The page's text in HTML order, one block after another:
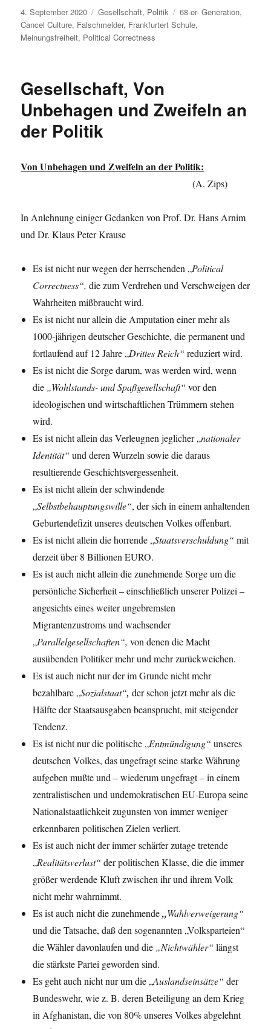
Veröffentlicht
am
4. September 2020 Kategorien
Gesellschaft, Politik Schlagwörter
68-er- Generation,
Cancel Culture, Falschmelder, Frankfurtert Schule,
Meinungsfreiheit, Political Correctness
Gesellschaft, Von
Unbehagen und Zweifeln an
der Politik
Von Unbehagen und Zweifeln an der Politik:
(A. Zips)
In Anlehnung einiger Gedanken von Prof. Dr. Hans Arnim
und Dr. Klaus Peter Krause
Es ist nicht nur wegen der herrschenden „Political
Correctness“, die zum Verdrehen und Verschweigen der
Wahrheiten mißbraucht wird.
Es ist nicht nur allein die Amputation einer mehr als
1000-jährigen deutscher Geschichte, die permanent und
fortlaufend auf 12 Jahre „Drittes Reich“reduziert wird.
Es ist nicht die Sorge darum, was werden wird, wenn
die „Wohlstands- und Spaßgesellschaft“ vor den
ideologischen und wirtschaftlichen Trümmern stehen
wird.
Es ist nicht allein das Verleugnen jeglicher „nationaler
Identität“ und deren Wurzeln sowie die daraus
resultierende Geschichtsvergessenheit.
Es ist nicht allein der schwindende
„Selbstbehauptungswille“, der sich in einem anhaltenden
Geburtendefizit unseres deutschen Volkes offenbart.
Es ist nicht allein die horrende „Staatsverschuldung“ mit
derzeit über 8 Billionen EURO.
Es ist auch nicht allein die zunehmende Sorge um die
persönliche Sicherheit – einschließlich unserer Polizei –
angesichts eines weiter ungebremsten
Migrantenzustroms und wachsender
„Parallelgesellschaften“, von denen die Macht
ausübenden Politiker mehr und mehr zurückweichen.
Es ist auch nicht nur der im Grunde nicht mehr
bezahlbare „Sozialstaat“, der schon jetzt mehr als die
Hälfte der Staatsausgaben beansprucht, mit steigender
Tendenz.
Es ist nicht nur die politische „Entmündigung“ unseres
deutschen Volkes, das ungefragt seine starke Währung
aufgeben mußte und – wiederum ungefragt – in einem
zentralistischen und undemokratischen EU-Europa seine
Nationalstaatlichkeit zugunsten von immer weniger
erkennbaren politischen Zielen verliert.
Es ist auch nicht der immer schärfer zutage tretende
„Realitätsverlust“der politischen Klasse, die die immer
größer werdende Kluft zwischen ihr und ihrem Volk
nicht mehr wahrnimmt.
Es ist auch nicht die zunehmende„Wahlverweigerung“
und die Tatsache, daß den sogenannten „Volksparteien“
die Wähler davonlaufen und die „Nichtwähler“längst
die stärkste Partei geworden sind.
Es geht auch nicht nur um die „Auslandseinsätze“der
Bundeswehr, wie z. B. deren Beteiligung an dem Krieg
in Afghanistan, die von 80% unseres Volkes abgelehnt